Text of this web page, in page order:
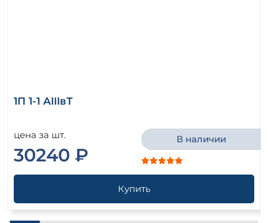
1П 1-1 АIIIвТ
цена за шт.
30240 ₽
В наличии
Купить